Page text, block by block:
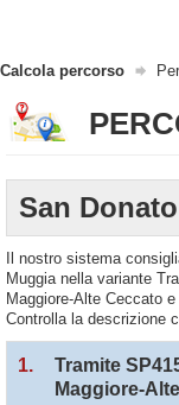
Calcola percorso
San
Il nostro sistema
Muggia nella variante
Maggiore-Alte Ceccato
Controlla la descrizione
1.
Tramite
Maggiore-